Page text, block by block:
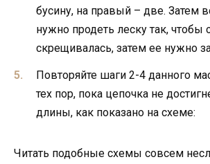
бусину, на правый – две. Затем
нужно продеть леску так, чтобы
скрещивалась, затем ее нужно
Повторяйте шаги 2-4 данного
тех пор, пока цепочка не
длины, как показано на схеме:
Читать подобные схемы совсем